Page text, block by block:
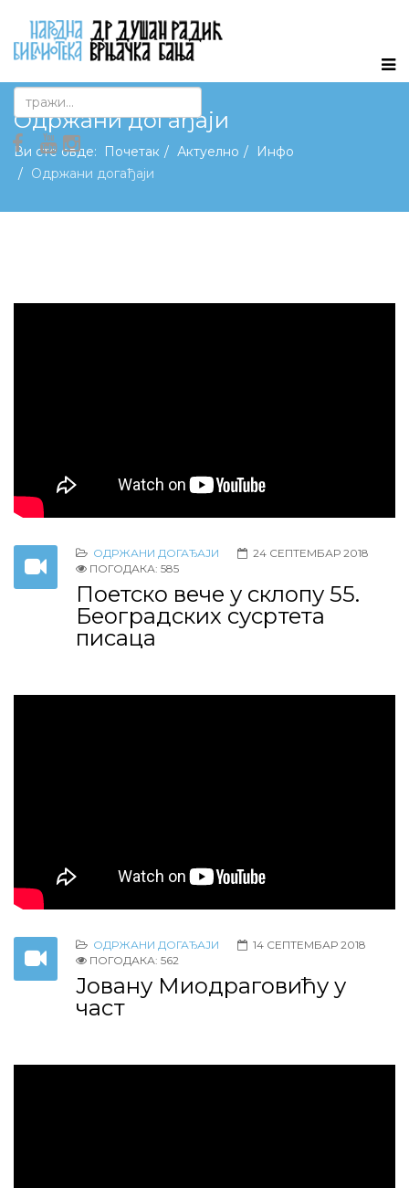
Одржани догађаји
Ви сте овде: Почетак Актуелно
Инфо
Одржани догађаји
ОДРЖАНИ ДОГАЂАЈИ
24 СЕПТЕМБАР 2018
ПОГОДАКА: 585
Поетско вече у склопу 55.
Београдских сусртета
писаца
ОДРЖАНИ ДОГАЂАЈИ
14 СЕПТЕМБАР 2018
ПОГОДАКА: 562
Јовану Миодраговићу у
част